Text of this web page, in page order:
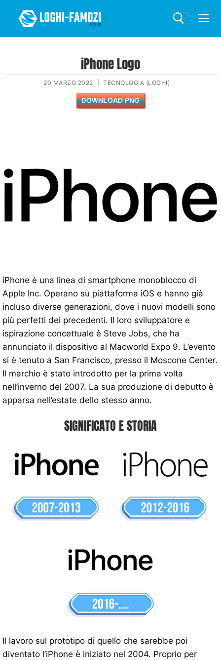
iPhone Logo
20 MARZO 2022 TECNOLOGIA (LOGHI)
DOWNLOAD PNG
iPhone è una linea di smartphone monoblocco di
Apple Inc. Operano su piattaforma iOS e hanno già
incluso diverse generazioni, dove i nuovi modelli sono
più perfetti dei precedenti. Il loro sviluppatore e
ispirazione concettuale è Steve Jobs, che ha
annunciato il dispositivo al Macworld Expo 9. L’evento
si è tenuto a San Francisco, presso il Moscone Center.
Il marchio è stato introdotto per la prima volta
nell’inverno del 2007. La sua produzione di debutto è
apparsa nell’estate dello stesso anno.
SIGNIFICATO E STORIA
Il lavoro sul prototipo di quello che sarebbe poi
diventato l’iPhone è iniziato nel 2004. Proprio per